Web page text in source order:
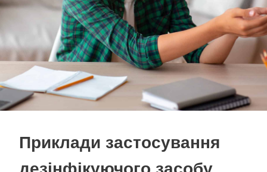
Приклади застосування